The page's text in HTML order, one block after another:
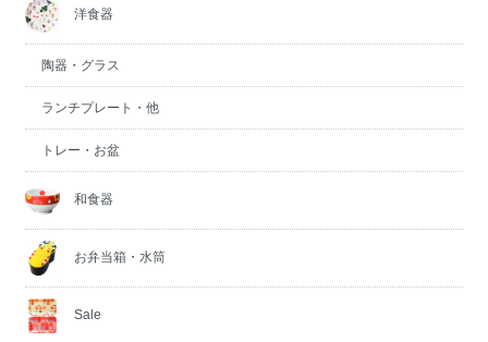
洋食器
陶器・グラス
ランチプレート・他
トレー・お盆
和食器
お弁当箱・水筒
Sale